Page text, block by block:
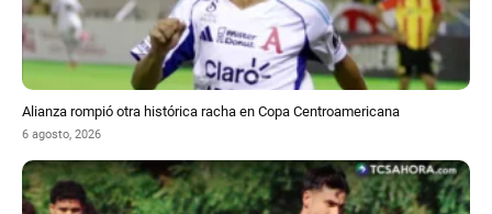
Alianza rompió otra histórica racha en Copa Centroamericana
6 agosto, 2026